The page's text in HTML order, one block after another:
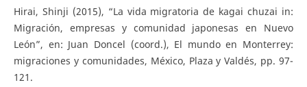
Hirai, Shinji (2015), “La vida migratoria de kagai chuzai in:
Migración, empresas y comunidad japonesas en Nuevo
León”, en: Juan Doncel (coord.), El mundo en Monterrey:
migraciones y comunidades, México, Plaza y Valdés, pp. 97-
121.